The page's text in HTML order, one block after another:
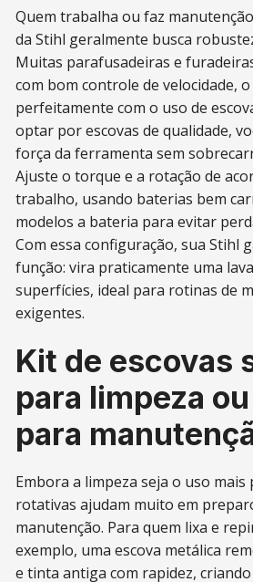
Quem trabalha ou faz
da Stihl geralmente busca
Muitas parafusadeiras e
com bom controle de velocidade,
perfeitamente com o uso de
optar por escovas de qualidade,
força da ferramenta sem
Ajuste o torque e a rotação de
trabalho, usando baterias bem
modelos a bateria para evitar
Com essa configuração, sua Stihl
função: vira praticamente uma
superfícies, ideal para rotinas de
exigentes.
Kit de escovas
para limpeza
para
Embora a limpeza seja o uso mais
rotativas ajudam muito em
manutenção. Para quem lixa e
exemplo, uma escova metálica
e tinta antiga com rapidez,